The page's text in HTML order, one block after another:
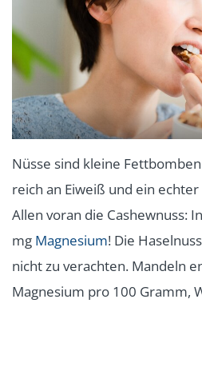
Nüsse sind kleine
reich an Eiweiß und ein
Allen voran die Cashewnuss:
mg Magnesium! Die
nicht zu verachten. Mandeln
Magnesium pro 100 Gramm,